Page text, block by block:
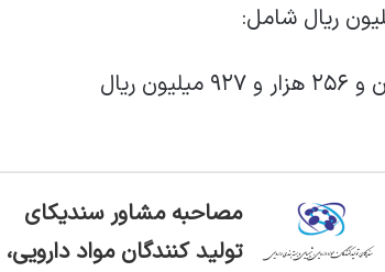
مصاحبه مشاور سندیکای
تولید کنندگان مواد دارویی،